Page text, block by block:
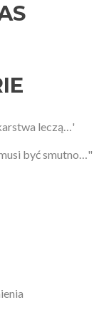
leczą…'
być smutno…"